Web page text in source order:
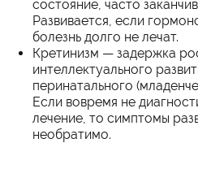
состояние, часто
Развивается, если
болезнь долго не лечат.
Кретинизм — задержка
интеллектуального
перинатального
Если вовремя не
лечение, то симптомы
необратимо.